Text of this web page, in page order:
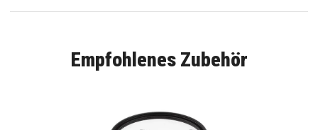
Empfohlenes Zubehör